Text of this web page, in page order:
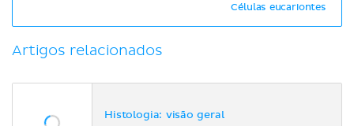
Células eucariontes
Artigos relacionados
Histologia: visão geral